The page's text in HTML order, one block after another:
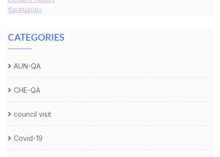
ข้อเสนอแนะ
CATEGORIES
AUN-QA
CHE-QA
council visit
Covid-19